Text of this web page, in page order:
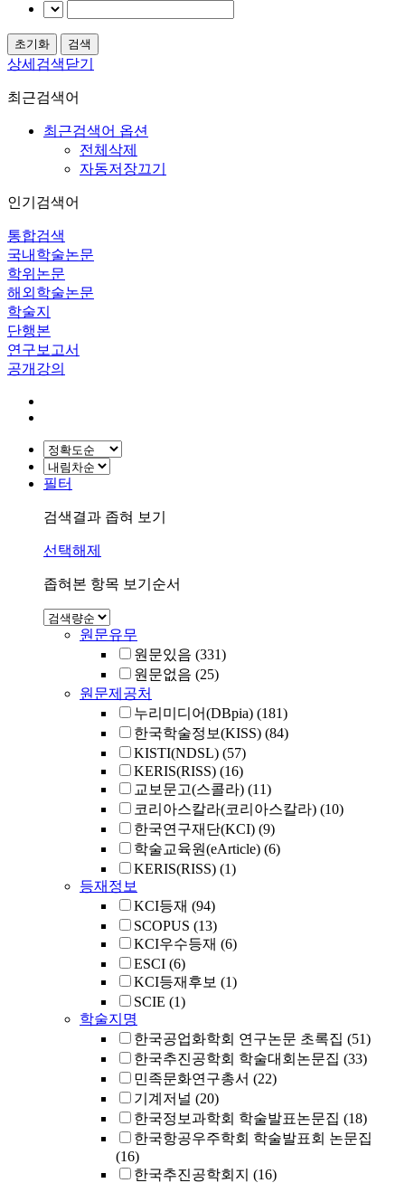
상세검색닫기
최근검색어
최근검색어 옵션
전체삭제
자동저장끄기
인기검색어
통합검색
국내학술논문
학위논문
해외학술논문
학술지
단행본
연구보고서
공개강의
필터
검색결과 좁혀 보기
선택해제
좁혀본 항목 보기순서
원문유무
원문있음 (331)
원문없음 (25)
원문제공처
누리미디어(DBpia) (181)
한국학술정보(KISS) (84)
KISTI(NDSL) (57)
KERIS(RISS) (16)
교보문고(스콜라) (11)
코리아스칼라(코리아스칼라) (10)
한국연구재단(KCI) (9)
학술교육원(eArticle) (6)
KERIS(RISS) (1)
등재정보
KCI등재 (94)
SCOPUS (13)
KCI우수등재 (6)
ESCI (6)
KCI등재후보 (1)
SCIE (1)
학술지명
한국공업화학회 연구논문 초록집 (51)
한국추진공학회 학술대회논문집 (33)
민족문화연구총서 (22)
기계저널 (20)
한국정보과학회 학술발표논문집 (18)
한국항공우주학회 학술발표회 논문집
(16)
한국추진공학회지 (16)